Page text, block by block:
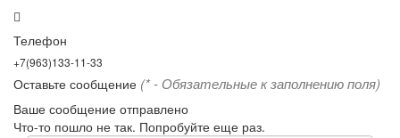
Телефон
+7(963)133-11-33
Оставьте сообщение (* - Обязательные к заполнению поля)
Ваше сообщение отправлено
Что-то пошло не так. Попробуйте еще раз.